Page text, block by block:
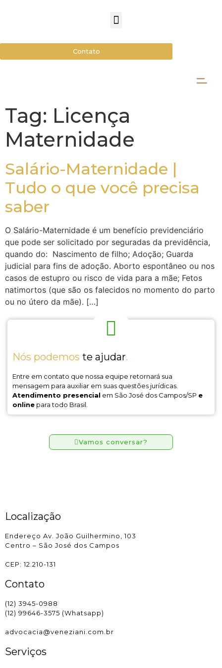
Contato
Tag: Licença
Maternidade
Salário-Maternidade |
Tudo o que você precisa
saber
O Salário-Maternidade é um benefício previdenciário
que pode ser solicitado por seguradas da previdência,
quando do: Nascimento de filho; Adoção; Guarda
judicial para fins de adoção. Aborto espontâneo ou nos
casos de estupro ou risco de vida para a mãe; Fetos
natimortos (que são os falecidos no momento do parto
ou no útero da mãe). […]
Nós podemos te ajudar.
Entre em contato que nossa equipe retornará sua
mensagem para auxiliar em suas questões jurídicas.
Atendimento presencial em São José dos Campos/SP e
online para todo Brasil.
Vamos conversar?
Localização
Endereço Av. João Guilhermino, 103
Centro – São José dos Campos
CEP: 12.210-131
Contato
(12) 3945-0988
(12) 99646-3575 (Whatsapp)
advocacia@veneziani.com.br
Serviços